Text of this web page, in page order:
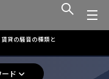
貸の騒音の種類と
ド